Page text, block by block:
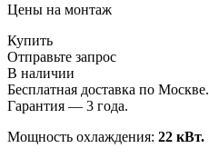
Цены на монтаж
Купить
Отправьте запрос
В наличии
Бесплатная доставка по Москве.
Гарантия — 3 года.
Мощность охлаждения: 22 кВт.